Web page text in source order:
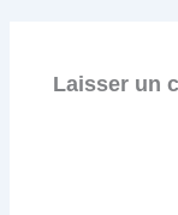
Laisser un